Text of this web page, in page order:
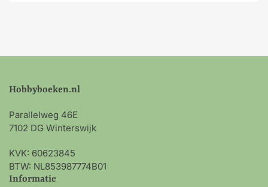
Hobbyboeken.nl
Parallelweg 46E
7102 DG Winterswijk
KVK: 60623845
BTW: NL853987774B01
Informatie